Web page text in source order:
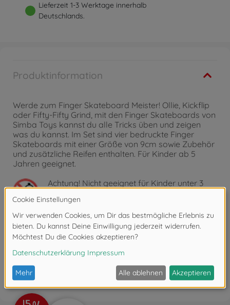
Lieferzeit 1-3 Werktage innerhalb
Deutschlands.
Produktinformation
Werde zum Finger Skateboard Meister! Ollie, Kickflip
oder Fifty-Fifty Grind, mit den Finger Skateboards von
Simba Toys kannst du alle Tricks üben und zeigen
was du kannst. Im Set sind vier bedruckte Finger
Skateboards mit einer Größe von 9cm sowie Zubehör
und zusätzliche Reifen enthalten. Für Kinder ab 5
Jahren geeignet.
Achtung! Nicht geeignet für Kinder unter 3
Bewertungen
FAQ